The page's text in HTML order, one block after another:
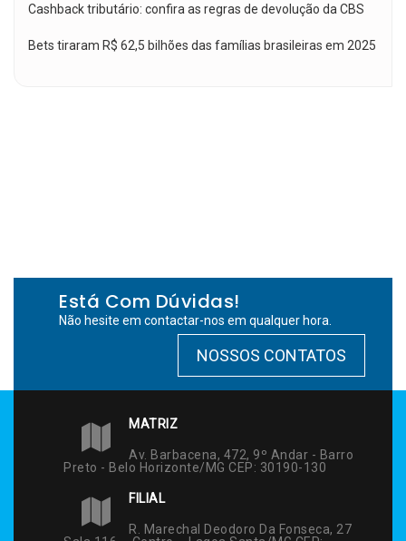
Cashback tributário: confira as regras de devolução da CBS
Bets tiraram R$ 62,5 bilhões das famílias brasileiras em 2025
Está Com Dúvidas!
Não hesite em contactar-nos em qualquer hora.
NOSSOS CONTATOS
MATRIZ
Av. Barbacena, 472, 9º Andar - Barro
Preto - Belo Horizonte/MG CEP: 30190-130
FILIAL
R. Marechal Deodoro Da Fonseca, 27